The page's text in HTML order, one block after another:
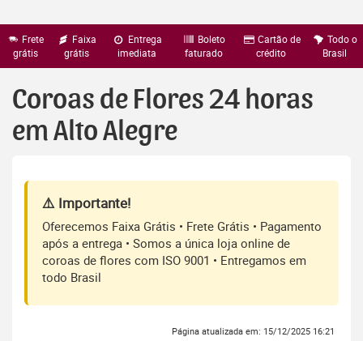
Frete
grátis
Faixa
grátis
Entrega
imediata
Boleto
faturado
Cartão de
crédito
Todo o
Brasil
Coroas de Flores 24 horas
em Alto Alegre
⚠️ Importante!
Oferecemos Faixa Grátis • Frete Grátis • Pagamento
após a entrega • Somos a única loja online de
coroas de flores com ISO 9001 • Entregamos em
todo Brasil
Página atualizada em: 15/12/2025 16:21